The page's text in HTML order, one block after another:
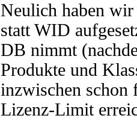
Neulich haben
statt WID
DB nimmt
Produkte und
inzwischen schon
Lizenz-Limit